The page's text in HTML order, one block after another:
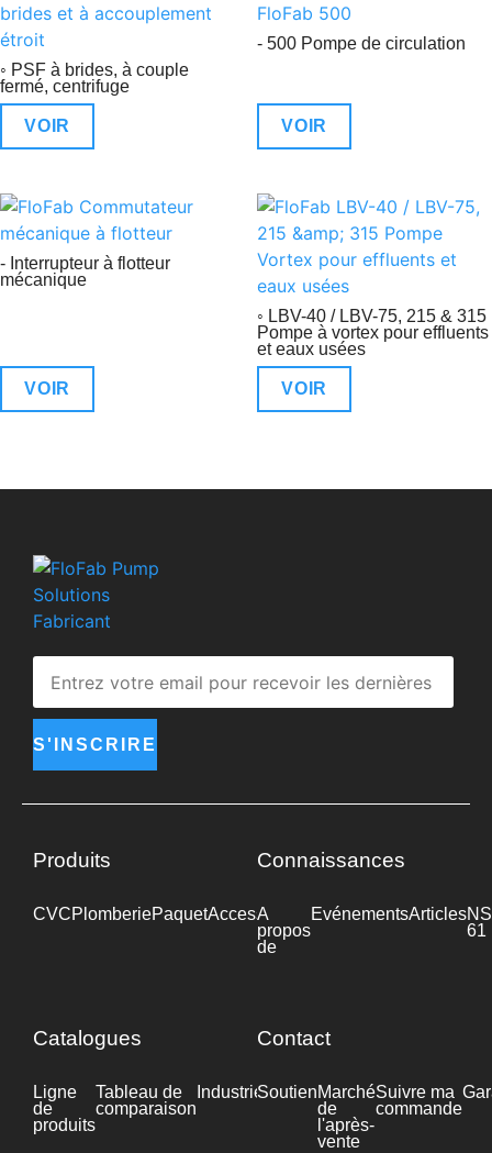
◦ PSF à brides, à couple
fermé, centrifuge
VOIR
- 500 Pompe de circulation
VOIR
- Interrupteur à flotteur
mécanique
VOIR
◦ LBV-40 / LBV-75, 215 & 315
Pompe à vortex pour effluents
et eaux usées
VOIR
S'INSCRIRE
Produits
CVCPlomberiePaquetAccessoires Industrie
Connaissances
A
propos
de
EvénementsArticles
61
Catalogues
Ligne
de
produits
Tableau de
comparaison
IndustrieFiche
technique
Contact
SoutienMarché
de
l'après-
vente
Suivre ma
commande